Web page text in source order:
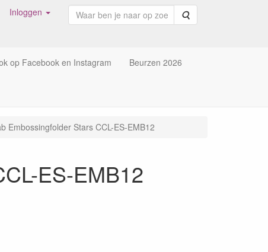
Inloggen Zoeken
op Facebook en Instagram Beurzen 2026
Embossingfolder Stars CCL-ES-EMB12
ES-EMB12